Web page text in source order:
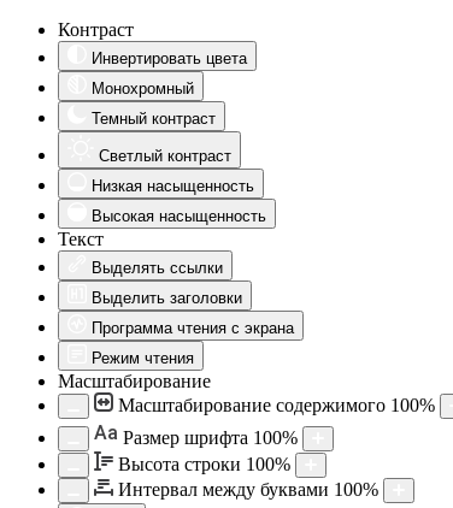
Контраст
Инвертировать цвета
Монохромный
Темный контраст
Светлый контраст
Низкая насыщенность
Высокая насыщенность
Текст
Выделять ссылки
Выделить заголовки
Программа чтения с экрана
Режим чтения
Масштабирование
Масштабирование содержимого 100%
Aa Размер шрифта 100%
Высота строки 100%
Интервал между буквами 100%